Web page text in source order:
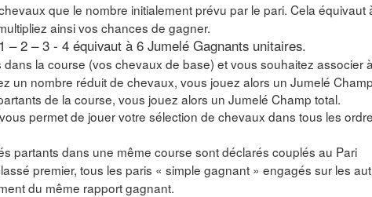
que le nombre initialement prévu par le pari. Cela équivaut
ainsi vos chances de gagner.
– 2 – 3 - 4 équivaut à 6 Jumelé Gagnants unitaires.
la course (vos chevaux de base) et vous souhaitez associer à
un nombre réduit de chevaux, vous jouez alors un Jumelé Champ
de la course, vous jouez alors un Jumelé Champ total.
permet de jouer votre sélection de chevaux dans tous les
partants dans une même course sont déclarés couplés au Pari
premier, tous les paris « simple gagnant » engagés sur les
du même rapport gagnant.